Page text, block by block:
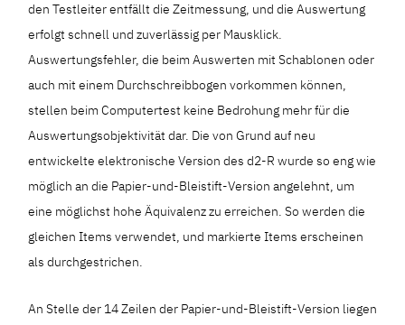
den Testleiter entfällt die Zeitmessung, und die Auswertung
erfolgt schnell und zuverlässig per Mausklick.
Auswertungsfehler, die beim Auswerten mit Schablonen oder
auch mit einem Durchschreibbogen vorkommen können,
stellen beim Computertest keine Bedrohung mehr für die
Auswertungsobjektivität dar. Die von Grund auf neu
entwickelte elektronische Version des d2-R wurde so eng wie
möglich an die Papier-und-Bleistift-Version angelehnt, um
eine möglichst hohe Äquivalenz zu erreichen. So werden die
gleichen Items verwendet, und markierte Items erscheinen
als durchgestrichen.
An Stelle der 14 Zeilen der Papier-und-Bleistift-Version liegen